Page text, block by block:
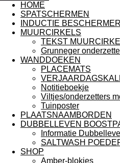
HOME
SPATSCHERMEN
INDUCTIE BESCHERMER
MUURCIRKELS
TEKST
Grunneger
WANDDOEKEN
PLACEMATS
Notitieboekje
Viltjes/onderzetters
Tuinposter
PLAATSNAAMBORDEN
DUBBELLEVEN
Informatie
SALTWASH
SHOP
Amber-blokjes